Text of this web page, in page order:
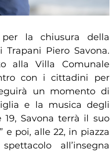
la chiusura della
Piero Savona.
alla Villa Comunale
con i cittadini per
un momento di
e la musica degli
19, Savona terrà il suo
e poi, alle 22, in piazza
all’insegna